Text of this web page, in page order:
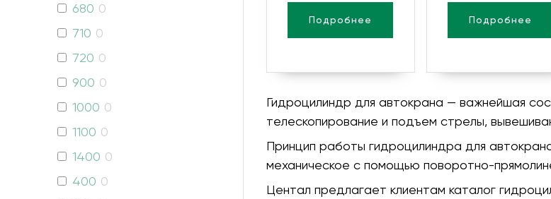
680 0
710 0
720 0
900 0
1000 0
1100 0
1400 0
400 0
Подробнее Подробнее
Гидроцилиндр для автокрана — важнейшая
телескопирование и подъем стрелы,
Принцип работы гидроцилиндра для
механическое с помощью поворотно-
Центал предлагает клиентам каталог